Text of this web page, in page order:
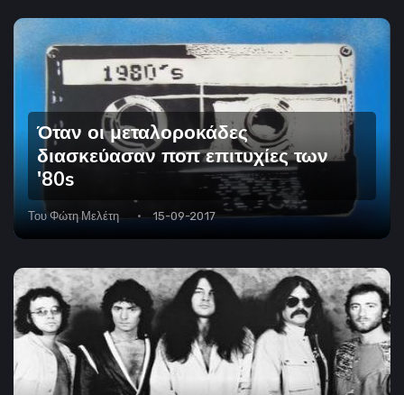
Όταν οι μεταλοροκάδες
διασκεύασαν ποπ επιτυχίες των
'80s
Του Φώτη Μελέτη 15-09-2017